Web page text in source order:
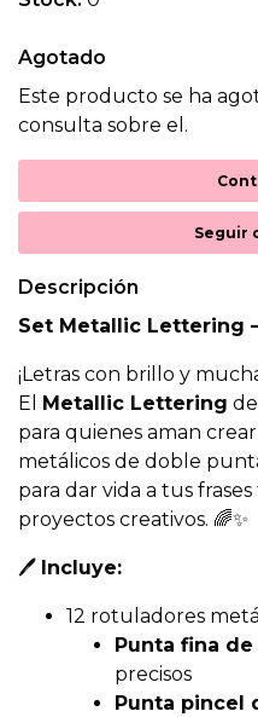
Agotado
Este producto se ha
consulta sobre el.
Seguir
Descripción
Set Metallic Lettering
¡Letras con brillo y
El
Metallic Lettering de
para quienes aman
metálicos de doble
para dar vida a tus
proyectos creativos. 🌈✨
🖊️ Incluye:
12 rotuladores
Punta fina de
precisos
Punta pincel